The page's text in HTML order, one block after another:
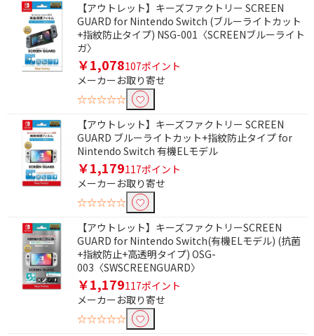
【アウトレット】キーズファクトリー SCREEN
GUARD for Nintendo Switch (ブルーライトカット
+指紋防止タイプ) NSG-001〈SCREENブルーライト
ガ〉
￥1,078107ポイント
メーカーお取り寄せ
☆☆☆☆☆
【アウトレット】キーズファクトリー SCREEN
GUARD ブルーライトカット+指紋防止タイプ for
Nintendo Switch 有機ELモデル
￥1,179117ポイント
メーカーお取り寄せ
☆☆☆☆☆
【アウトレット】キーズファクトリーSCREEN
GUARD for Nintendo Switch(有機ELモデル) (抗菌
+指紋防止+高透明タイプ) OSG-
003〈SWSCREENGUARD〉
￥1,179117ポイント
メーカーお取り寄せ
☆☆☆☆☆